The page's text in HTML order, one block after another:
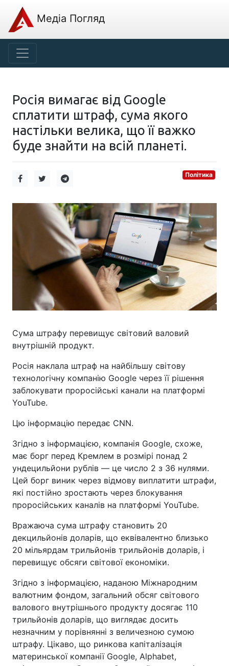
Медіа Погляд
Росія вимагає від Google
сплатити штраф, сума якого
настільки велика, що її важко
буде знайти на всій планеті.
Політика
Сума штрафу перевищує світовий валовий
внутрішній продукт.
Росія наклала штраф на найбільшу світову
технологічну компанію Google через її рішення
заблокувати проросійські канали на платформі
YouTube.
Цю інформацію передає CNN.
Згідно з інформацією, компанія Google, схоже,
має борг перед Кремлем в розмірі понад 2
ундецильйони рублів — це число 2 з 36 нулями.
Цей борг виник через відмову виплатити штрафи,
які постійно зростають через блокування
проросійських каналів на платформі YouTube.
Вражаюча сума штрафу становить 20
декцильйонів доларів, що еквівалентно близько
20 мільярдам трильйонів трильйонів доларів, і
перевищує обсяги світової економіки.
Згідно з інформацією, наданою Міжнародним
валютним фондом, загальний обсяг світового
валового внутрішнього продукту досягає 110
трильйонів доларів, що виглядає досить
незначним у порівнянні з величезною сумою
штрафу. Цікаво, що ринкова капіталізація
материнської компанії Google, Alphabet,